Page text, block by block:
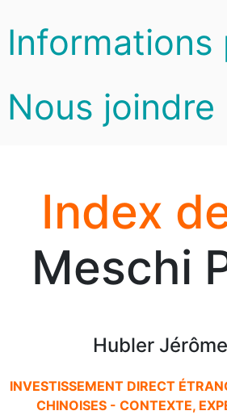
Informations
Nous joindre
Index
Meschi
Hubler
INVESTISSEMENT DIRECT
CHINOISES - CONTEXTE,